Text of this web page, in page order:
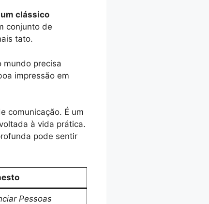
clássico
conjunto de
tato.
mundo precisa
impressão em
comunicação. É um
à vida prática.
pode sentir
Pessoas